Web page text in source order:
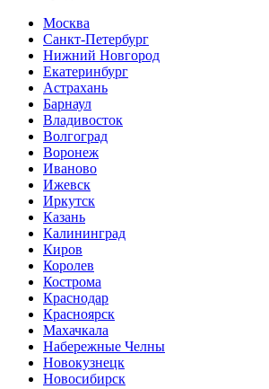
Москва
Санкт-Петербург
Нижний Новгород
Екатеринбург
Астрахань
Барнаул
Владивосток
Волгоград
Воронеж
Иваново
Ижевск
Иркутск
Казань
Калининград
Киров
Королев
Кострома
Краснодар
Красноярск
Махачкала
Набережные Челны
Новокузнецк
Новосибирск